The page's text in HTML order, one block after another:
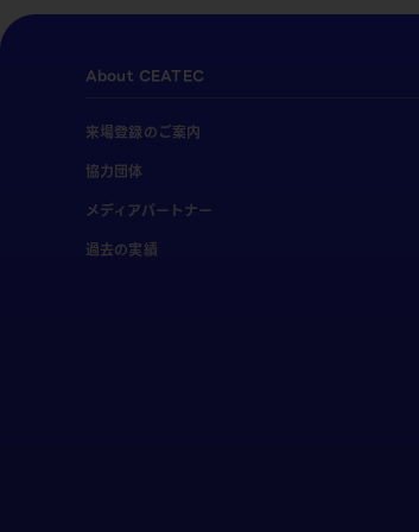
About CEATEC
来場登録のご案内
協力団体
メディアパートナー
過去の実績